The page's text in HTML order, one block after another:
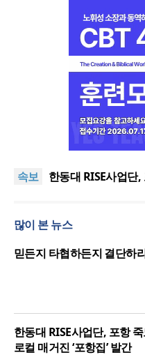
속보
느헤미야 연합기도
여”
한동대 RISE사업단
느헤미야 연합기도회
세기총 “자유를 지
여”
많이 본 뉴스
믿든지 타협하든지 결단하
한동대 RISE사업단, 포항
로컬 매거진 ‘포항집’ 발간